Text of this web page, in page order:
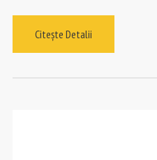
Citește Detalii